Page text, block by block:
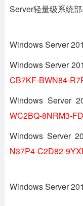
Server轻量级系统部
Windows Server
Windows Server
CB7KF-BWN84-
Windows Server
WC2BQ-8NRM3-
Windows Server
N37P4-C2D82-
Windows Server